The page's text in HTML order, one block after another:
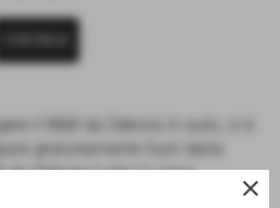
il B&B da Debora in auto, vi è
gratuitamente fuori dalla
da Debora è sito in zona
a pagamento.
close